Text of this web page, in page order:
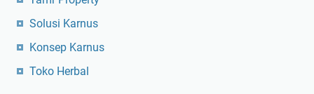
Solusi Karnus
Konsep Karnus
Toko Herbal